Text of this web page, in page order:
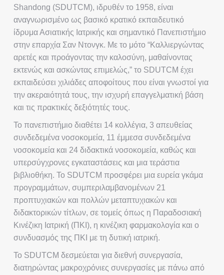
Shandong (SDUTCM), ιδρυθέν το 1958, είναι
αναγνωρισμένο ως βασικό κρατικό εκπαιδευτικό
ίδρυμα Ασιατικής Ιατρικής και σημαντικό Πανεπιστήμιο
στην επαρχία Σαν Ντονγκ. Με το μότο “Καλλιεργώντας
αρετές και προάγοντας την καλοσύνη, μαθαίνοντας
εκτενώς και ασκώντας επιμελώς,” το SDUTCM έχει
εκπαιδεύσει χιλιάδες αποφοίτους που είναι γνωστοί για
την ακεραιότητά τους, την ισχυρή επαγγελματική βάση
και τις πρακτικές δεξιότητές τους.
Το πανεπιστήμιο διαθέτει 14 κολλέγια, 3 απευθείας
συνδεδεμένα νοσοκομεία, 11 έμμεσα συνδεδεμένα
νοσοκομεία και 24 διδακτικά νοσοκομεία, καθώς και
υπερσύγχρονες εγκαταστάσεις και μια τεράστια
βιβλιοθήκη. Το SDUTCM προσφέρει μια ευρεία γκάμα
προγραμμάτων, συμπεριλαμβανομένων 21
προπτυχιακών και πολλών μεταπτυχιακών και
διδακτορικών τίτλων, σε τομείς όπως η Παραδοσιακή
Κινέζικη Ιατρική (ΠΚΙ), η κινέζικη φαρμακολογία και ο
συνδυασμός της ΠΚΙ με τη δυτική ιατρική.
Το SDUTCM δεσμεύεται για διεθνή συνεργασία,
διατηρώντας μακροχρόνιες συνεργασίες με πάνω από